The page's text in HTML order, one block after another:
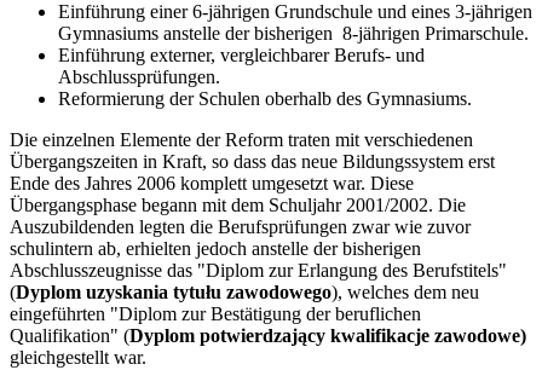
Einführung einer 6-jährigen Grundschule und eines 3-jährigen
Gymnasiums anstelle der bisherigen 8-jährigen Primarschule.
Einführung externer, vergleichbarer Berufs- und
Abschlussprüfungen.
Reformierung der Schulen oberhalb des Gymnasiums.
Die einzelnen Elemente der Reform traten mit verschiedenen
Übergangszeiten in Kraft, so dass das neue Bildungssystem erst
Ende des Jahres 2006 komplett umgesetzt war. Diese
Übergangsphase begann mit dem Schuljahr 2001/2002. Die
Auszubildenden legten die Berufsprüfungen zwar wie zuvor
schulintern ab, erhielten jedoch anstelle der bisherigen
Abschlusszeugnisse das "Diplom zur Erlangung des Berufstitels"
(Dyplom uzyskania tytułu zawodowego), welches dem neu
eingeführten "Diplom zur Bestätigung der beruflichen
Qualifikation" (Dyplom potwierdzający kwalifikacje zawodowe)
gleichgestellt war.